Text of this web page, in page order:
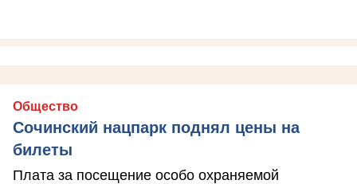
Общество
Сочинский нацпарк поднял цены на
билеты
Плата за посещение особо охраняемой